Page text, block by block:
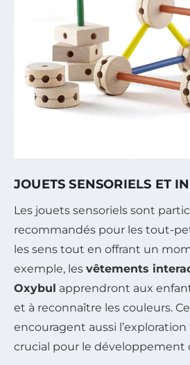
JOUETS SENSORIELS ET
Les jouets sensoriels sont
recommandés pour les tout-
les sens tout en offrant un
exemple, les vêtements
Oxybul apprendront aux
et à reconnaître les couleurs.
encouragent aussi
crucial pour le développement